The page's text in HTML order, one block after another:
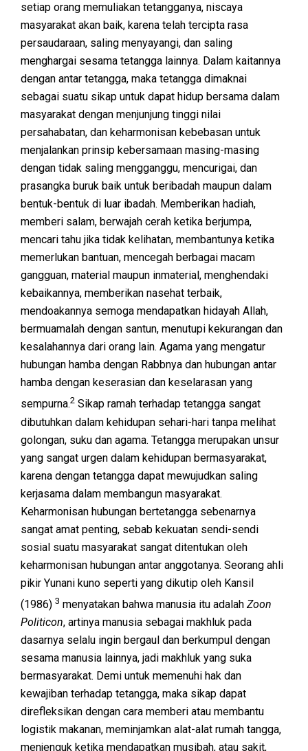
setiap orang memuliakan tetangganya, niscaya
masyarakat akan baik, karena telah tercipta rasa
persaudaraan, saling menyayangi, dan saling
menghargai sesama tetangga lainnya. Dalam kaitannya
dengan antar tetangga, maka tetangga dimaknai
sebagai suatu sikap untuk dapat hidup bersama dalam
masyarakat dengan menjunjung tinggi nilai
persahabatan, dan keharmonisan kebebasan untuk
menjalankan prinsip kebersamaan masing-masing
dengan tidak saling mengganggu, mencurigai, dan
prasangka buruk baik untuk beribadah maupun dalam
bentuk-bentuk di luar ibadah. Memberikan hadiah,
memberi salam, berwajah cerah ketika berjumpa,
mencari tahu jika tidak kelihatan, membantunya ketika
memerlukan bantuan, mencegah berbagai macam
gangguan, material maupun inmaterial, menghendaki
kebaikannya, memberikan nasehat terbaik,
mendoakannya semoga mendapatkan hidayah Allah,
bermuamalah dengan santun, menutupi kekurangan dan
kesalahannya dari orang lain. Agama yang mengatur
hubungan hamba dengan Rabbnya dan hubungan antar
hamba dengan keserasian dan keselarasan yang
sempurna.2 Sikap ramah terhadap tetangga sangat
dibutuhkan dalam kehidupan sehari-hari tanpa melihat
golongan, suku dan agama. Tetangga merupakan unsur
yang sangat urgen dalam kehidupan bermasyarakat,
karena dengan tetangga dapat mewujudkan saling
kerjasama dalam membangun masyarakat.
Keharmonisan hubungan bertetangga sebenarnya
sangat amat penting, sebab kekuatan sendi-sendi
sosial suatu masyarakat sangat ditentukan oleh
keharmonisan hubungan antar anggotanya. Seorang ahli
pikir Yunani kuno seperti yang dikutip oleh Kansil
(1986) 3 menyatakan bahwa manusia itu adalah Zoon
Politicon, artinya manusia sebagai makhluk pada
dasarnya selalu ingin bergaul dan berkumpul dengan
sesama manusia lainnya, jadi makhluk yang suka
bermasyarakat. Demi untuk memenuhi hak dan
kewajiban terhadap tetangga, maka sikap dapat
direfleksikan dengan cara memberi atau membantu
logistik makanan, meminjamkan alat-alat rumah tangga,
menjenguk ketika mendapatkan musibah, atau sakit,